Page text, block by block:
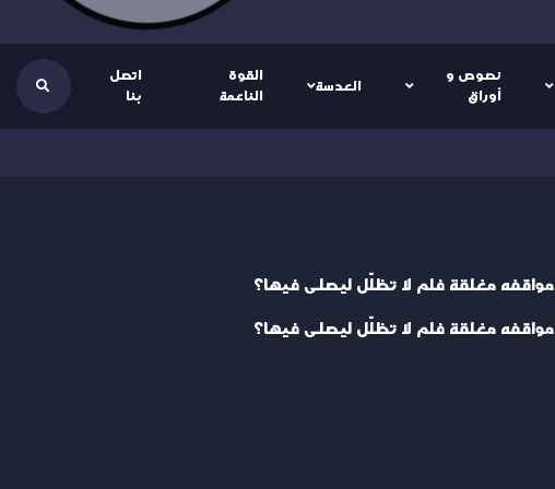
نصوص و
أوراق
العدسة
القوة
الناعمة
اتصل
بنا
مواقفه مغلقة فلم لا تظلّل ليصلى فيها؟
مواقفه مغلقة فلم لا تظلّل ليصلى فيها؟